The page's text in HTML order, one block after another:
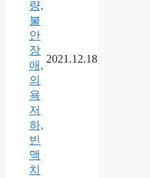
량,
불
안
장
애,
의
욕
저
하,
빈
맥
치
2021.12.18